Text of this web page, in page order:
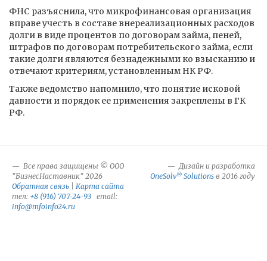
ФНС разъяснила, что микрофинансовая организация
вправе учесть в составе внереализационных расходов
долги в виде процентов по договорам займа, пеней,
штрафов по договорам потребительского займа, если
такие долги являются безнадежными ко взысканию и
отвечают критериям, установленным НК РФ.
Также ведомство напомнило, что понятие исковой
давности и порядок ее применения закреплены в ГК
РФ.
Все права защищены © ООО
"БизнесНаставник" 2026
Обратная связь
Карта сайта
тел: +8 (916) 707-24-93 email:
info@mfoinfo24.ru
Дизайн и разработка
OneSolv® Solutions в 2016 году